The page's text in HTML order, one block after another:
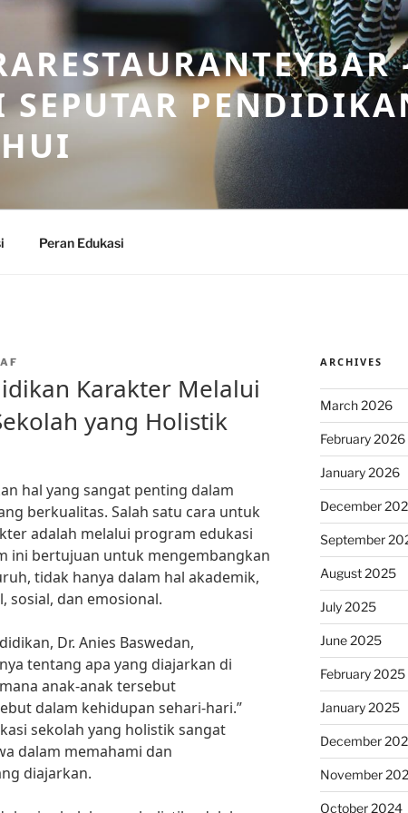
Peran Edukasi
Karakter Melalui
yang Holistik
hal yang sangat penting dalam
berkualitas. Salah satu cara untuk
adalah melalui program edukasi
ini bertujuan untuk mengembangkan
tidak hanya dalam hal akademik,
sosial, dan emosional.
Dr. Anies Baswedan,
tentang apa yang diajarkan di
anak-anak tersebut
dalam kehidupan sehari-hari.”
sekolah yang holistik sangat
dalam memahami dan
diajarkan.
ARCHIVES
March 2026
February 2026
January 2026
December
September
August 2025
July 2025
June 2025
February 2025
January 2025
December
November
October 2024